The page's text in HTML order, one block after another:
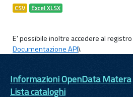
CSV Excel XLSX
E' possibile inoltre accedere al
Documentazione API).
Informazioni OpenData Matera
Lista cataloghi